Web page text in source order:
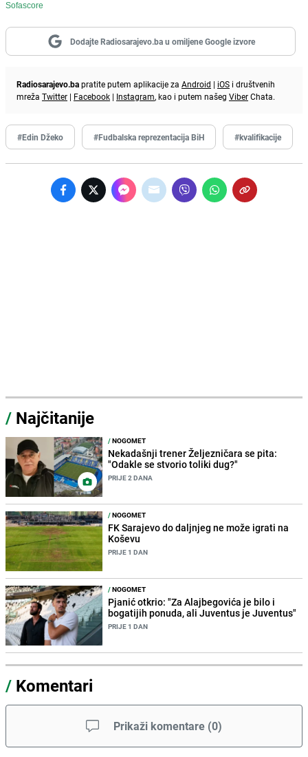
Sofascore
Dodajte Radiosarajevo.ba u omiljene Google izvore
Radiosarajevo.bapratite putem aplikacije za Android | iOS i društvenih
mreža Twitter | Facebook | Instagram, kao i putem našeg ViberChata.
#Edin Džeko #Fudbalska reprezentacija BiH #kvalifikacije
/ Najčitanije
/NOGOMET
Nekadašnji trener Željezničara se pita:
"Odakle se stvorio toliki dug?"
PRIJE 2 DANA
/NOGOMET
FK Sarajevo do daljnjeg ne može igrati na
Koševu
PRIJE 1 DAN
/NOGOMET
Pjanić otkrio: "Za Alajbegovića je bilo i
bogatijih ponuda, ali Juventus je Juventus"
PRIJE 1 DAN
/ Komentari
Prikaži komentare (0)